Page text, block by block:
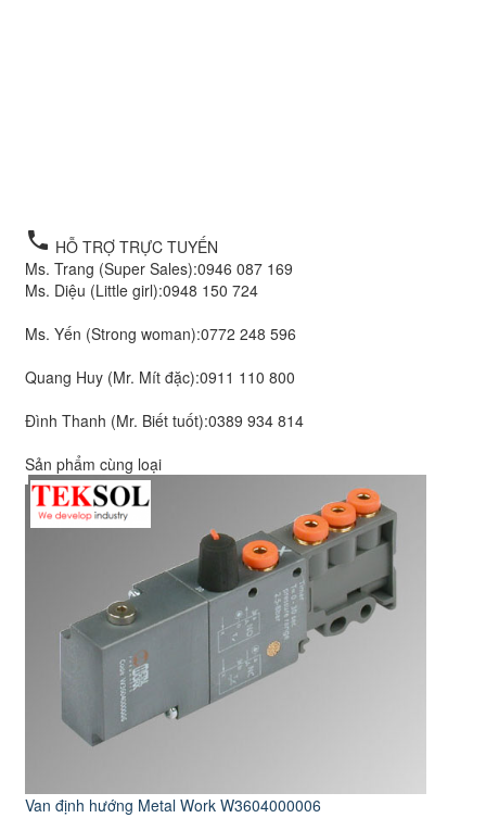
local_phone HỖ TRỢ TRỰC TUYẾN
Ms. Trang (Super Sales):0946 087 169
Ms. Diệu (Little girl):0948 150 724
Ms. Yến (Strong woman):0772 248 596
Quang Huy (Mr. Mít đặc):0911 110 800
Đình Thanh (Mr. Biết tuốt):0389 934 814
Sản phẩm cùng loại
Van định hướng Metal Work W3604000006